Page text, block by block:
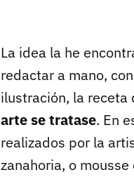
La idea la he
redactar a mano,
ilustración, la receta
arte se tratase. En
realizados por la
zanahoria, o